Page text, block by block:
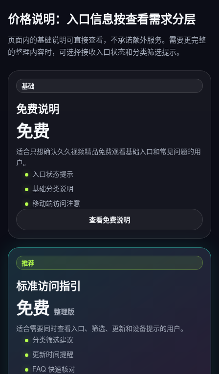
价格说明：入口信息按查看需求分层
页面内的基础说明可直接查看，不承诺额外服务。需要更完整
的整理内容时，可选择接收入口状态和分类筛选提示。
基础
免费说明
免费
适合只想确认久久视频精品免费观看基础入口和常见问题的用
户。
入口状态提示
基础分类说明
移动端访问注意
查看免费说明
推荐
标准访问指引
免费 整理版
适合需要同时查看入口、筛选、更新和设备提示的用户。
分类筛选建议
更新时间提醒
FAQ 快速核对